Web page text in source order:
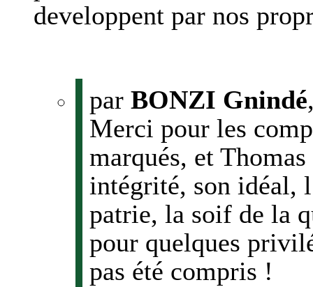
developpent par nos
par BONZI Gnindé
Merci pour les
marqués, et
intégrité, son idéal,
patrie, la soif de la
pour quelques
pas été compris !